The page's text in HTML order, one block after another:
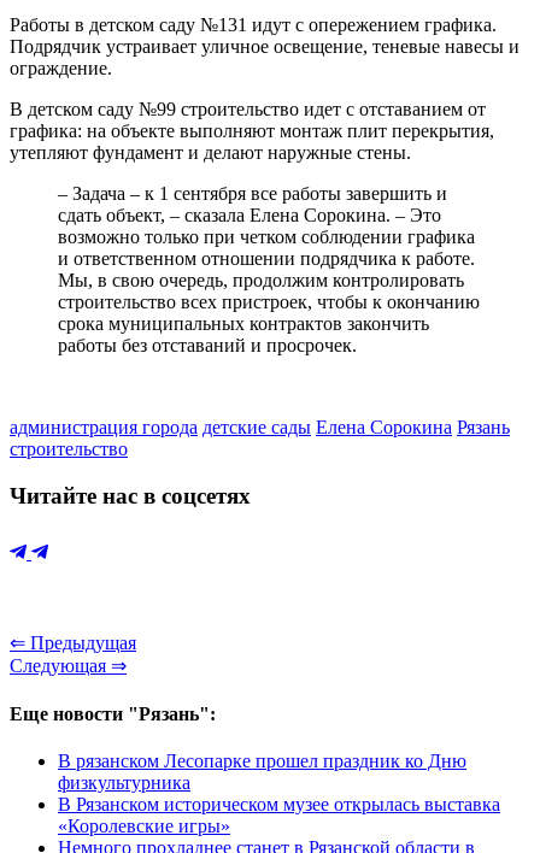
Работы в детском саду №131 идут с опережением графика.
Подрядчик устраивает уличное освещение, теневые навесы и
ограждение.
В детском саду №99 строительство идет с отставанием от
графика: на объекте выполняют монтаж плит перекрытия,
утепляют фундамент и делают наружные стены.
– Задача – к 1 сентября все работы завершить и
сдать объект, – сказала Елена Сорокина. – Это
возможно только при четком соблюдении графика
и ответственном отношении подрядчика к работе.
Мы, в свою очередь, продолжим контролировать
строительство всех пристроек, чтобы к окончанию
срока муниципальных контрактов закончить
работы без отставаний и просрочек.
администрация города детские сады Елена Сорокина Рязань
строительство
Читайте нас в соцсетях
⇐ Предыдущая
Следующая ⇒
Еще новости "Рязань":
В рязанском Лесопарке прошел праздник ко Дню
физкультурника
В Рязанском историческом музее открылась выставка
«Королевские игры»
Немного прохладнее станет в Рязанской области в